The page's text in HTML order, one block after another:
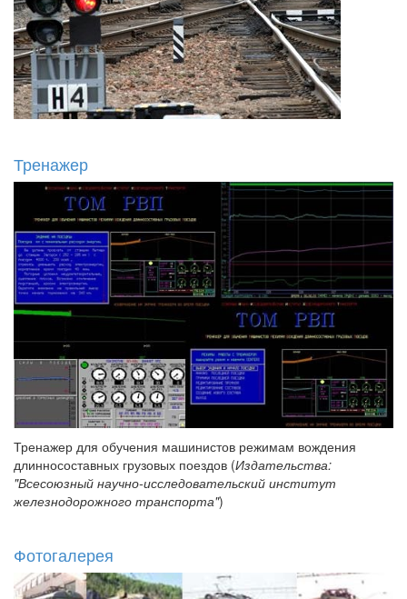
Тренажер
Тренажер для обучения машинистов режимам вождения
длинносоставных грузовых поездов (Издательства:
"Всесоюзный научно-исследовательский институт
железнодорожного транспорта")
Фотогалерея